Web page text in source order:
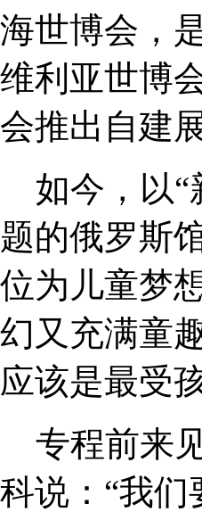
海世博会，
维利亚世博
会推出自建
如今，以“
题的俄罗斯
位为儿童梦
幻又充满童
应该是最受
专程前来
科说：“我